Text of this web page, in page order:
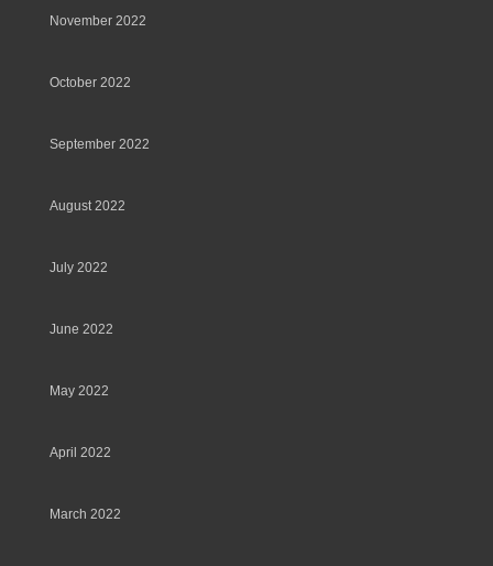
November 2022
October 2022
September 2022
August 2022
July 2022
June 2022
May 2022
April 2022
March 2022